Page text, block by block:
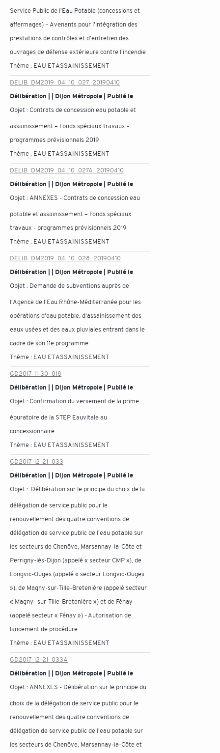
Service Public de l'Eau Potable (concessions et
affermages) – Avenants pour l'intégration des
prestations de contrôles et d'entretien des
ouvrages de défense extérieure contre l'incendie
Thème : EAU ET ASSAINISSEMENT
DELIB_DM2019_04_10_027_20190410
Délibération | | Dijon Métropole | Publié le
Objet : Contrats de concession eau potable et
assainissement – Fonds spéciaux travaux -
programmes prévisionnels 2019
Thème : EAU ET ASSAINISSEMENT
DELIB_DM2019_04_10_027A_20190410
Délibération | | Dijon Métropole | Publié le
Objet : ANNEXES - Contrats de concession eau
potable et assainissement – Fonds spéciaux
travaux - programmes prévisionnels 2019
Thème : EAU ET ASSAINISSEMENT
DELIB_DM2019_04_10_028_20190410
Délibération | | Dijon Métropole | Publié le
Objet : Demande de subventions auprès de
l'Agence de l'Eau Rhône-Méditerranée pour les
opérations d'eau potable, d'assainissement des
eaux usées et des eaux pluviales entrant dans le
cadre de son 11e programme
Thème : EAU ET ASSAINISSEMENT
GD2017-11-30_018
Délibération | | Dijon Métropole | Publié le
Objet : Confirmation du versement de la prime
épuratoire de la STEP Eauvitale au
concessionnaire
Thème : EAU ET ASSAINISSEMENT
GD2017-12-21_033
Délibération | | Dijon Métropole | Publié le
Objet : Délibération sur le principe du choix de la
délégation de service public pour le
renouvellement des quatre conventions de
délégation de service public de l'eau potable sur
les secteurs de Chenôve, Marsannay-la-Côte et
Perrigny-lès-Dijon (appelé « secteur CMP »), de
Longvic-Ouges (appelé « secteur Longvic-Ouges
»), de Magny-sur-Tille-Bretenière (appelé secteur
« Magny- sur-Tille-Bretenière ») et de Fénay
(appelé secteur « Fénay ») - Autorisation de
lancement de procédure
Thème : EAU ET ASSAINISSEMENT
GD2017-12-21_033A
Délibération | | Dijon Métropole | Publié le
Objet : ANNEXES - Délibération sur le principe du
choix de la délégation de service public pour le
renouvellement des quatre conventions de
délégation de service public de l'eau potable sur
les secteurs de Chenôve, Marsannay-la-Côte et